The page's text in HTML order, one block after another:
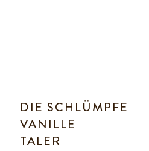
DIE SCHLÜMPFE
VANILLE
TALER